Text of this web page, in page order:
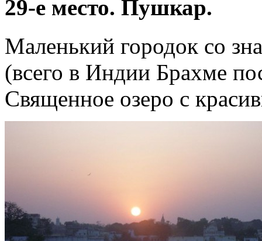
29-е место. Пушкар.
Маленький городок со
(всего в Индии Брахме
Священное озеро с